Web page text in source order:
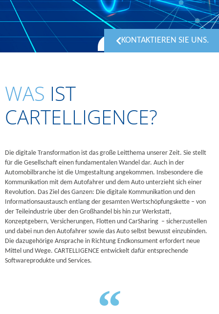
LISIERUNG
KONTAKTIEREN SIE UNS.
WAS IST
CARTELLIGENCE?
Die digitale Transformation ist das große Leitthema unserer Zeit. Sie stellt
für die Gesellschaft einen fundamentalen Wandel dar. Auch in der
Automobilbranche ist die Umgestaltung angekommen. Insbesondere die
Kommunikation mit dem Autofahrer und dem Auto unterzieht sich einer
Revolution. Das Ziel des Ganzen: Die digitale Kommunikation und den
Informationsaustausch entlang der gesamten Wertschöpfungskette – von
der Teileindustrie über den Großhandel bis hin zur Werkstatt,
Konzeptgebern, Versicherungen, Flotten und CarSharing – sicherzustellen
und dabei nun den Autofahrer sowie das Auto selbst bewusst einzubinden.
Die dazugehörige Ansprache in Richtung Endkonsument erfordert neue
Mittel und Wege. CARTELLIGENCE entwickelt dafür entsprechende
Softwareprodukte und Services.